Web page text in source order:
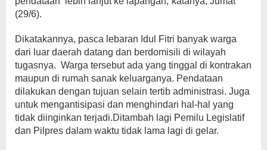
(29/6).
Dikatakannya, pasca lebaran Idul Fitri banyak warga
dari luar daerah datang dan berdomisili di wilayah
tugasnya. Warga tersebut ada yang tinggal di kontrakan
maupun di rumah sanak keluarganya. Pendataan
dilakukan dengan tujuan selain tertib administrasi. Juga
untuk mengantisipasi dan menghindari hal-hal yang
tidak diinginkan terjadi.Ditambah lagi Pemilu Legislatif
dan Pilpres dalam waktu tidak lama lagi di gelar.